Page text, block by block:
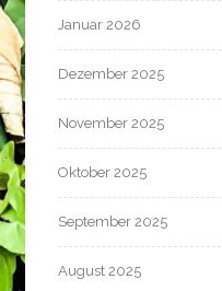
Januar 2026
Dezember 2025
November 2025
Oktober 2025
September 2025
August 2025